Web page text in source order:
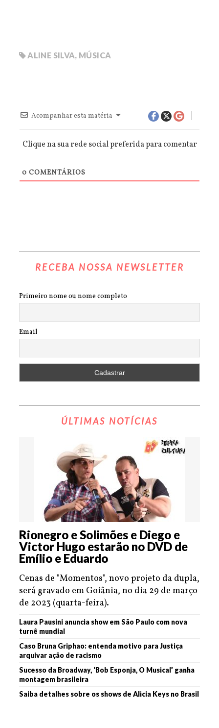
ALINE SILVA, MÚSICA
Acompanhar esta matéria
Clique na sua rede social preferida para comentar
0 COMENTÁRIOS
RECEBA NOSSA NEWSLETTER
Primeiro nome ou nome completo
Email
ÚLTIMAS NOTÍCIAS
Rionegro e Solimões e Diego e
Victor Hugo estarão no DVD de
Emílio e Eduardo
Cenas de "Momentos", novo projeto da dupla,
será gravado em Goiânia, no dia 29 de março
de 2023 (quarta-feira).
Laura Pausini anuncia show em São Paulo com nova
turnê mundial
Caso Bruna Griphao: entenda motivo para Justiça
arquivar ação de racismo
Sucesso da Broadway, ‘Bob Esponja, O Musical’ ganha
montagem brasileira
Saiba detalhes sobre os shows de Alicia Keys no Brasil